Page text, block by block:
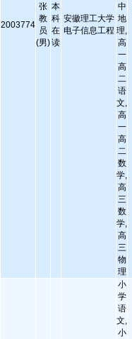
2003774
张
教
员
(男)
本
科
在
读
安徽理工大学
电子信息工程
中
地
理,
高
一
高
二
语
文,
高
一
高
二
数
学,
高
三
数
学,
高
三
物
理
小
学
语
文,
小